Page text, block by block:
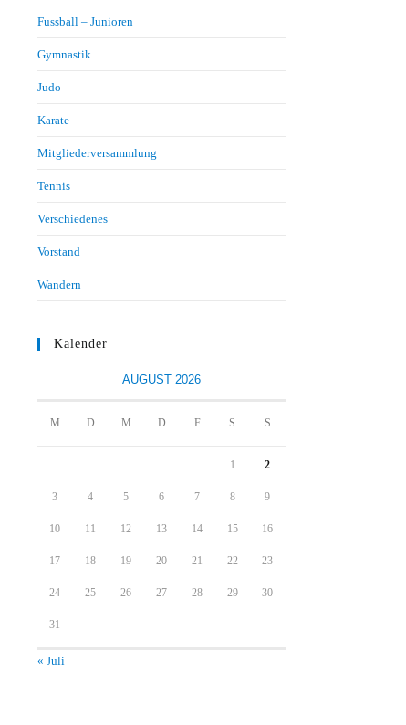
Fussball – Junioren
Gymnastik
Judo
Karate
Mitgliederversammlung
Tennis
Verschiedenes
Vorstand
Wandern
Kalender
AUGUST 2026
M D M D F S S
1 2
3 4 5 6 7 8 9
10 11 12 13 14 15 16
17 18 19 20 21 22 23
24 25 26 27 28 29 30
31
« Juli